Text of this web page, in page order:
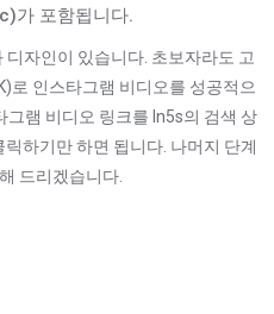
가 포함됩니다.
자인이 있습니다. 초보자라도 고
로 인스타그램 비디오를 성공적으
그램 비디오 링크를 In5s의 검색 상
하기만 하면 됩니다. 나머지 단계
드리겠습니다.